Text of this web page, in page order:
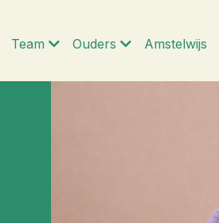
Team Ouders Amstelwijs